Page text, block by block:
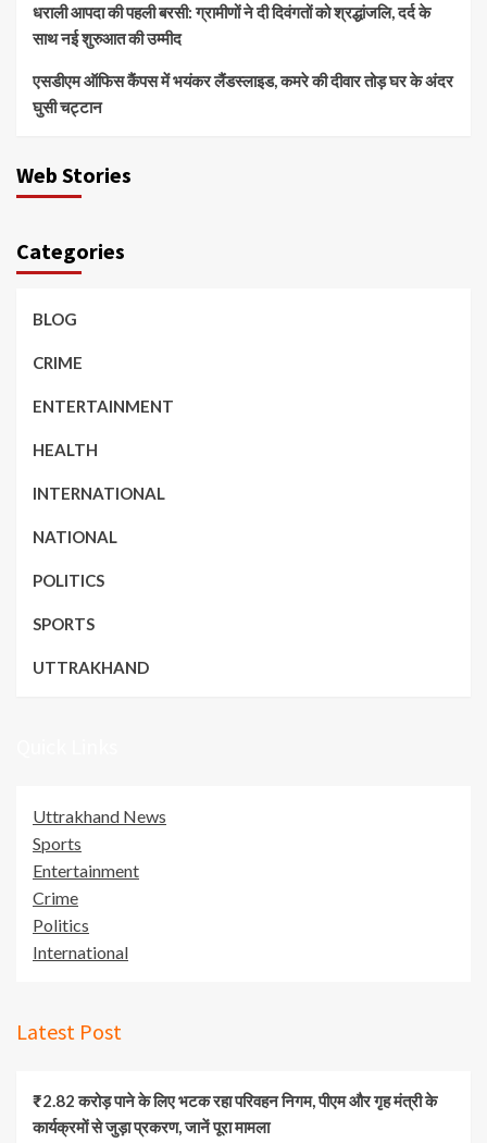
धराली आपदा की पहली बरसी: ग्रामीणों ने दी दिवंगतों को श्रद्धांजलि, दर्द के
साथ नई शुरुआत की उम्मीद
एसडीएम ऑफिस कैंपस में भयंकर लैंडस्लाइड, कमरे की दीवार तोड़ घर के अंदर
घुसी चट्टान
Web Stories
Categories
BLOG
CRIME
ENTERTAINMENT
HEALTH
INTERNATIONAL
NATIONAL
POLITICS
SPORTS
UTTRAKHAND
Uttrakhand News
Sports
Entertainment
Crime
Politics
International
Latest Post
₹2.82 करोड़ पाने के लिए भटक रहा परिवहन निगम, पीएम और गृह मंत्री के
कार्यक्रमों से जुड़ा प्रकरण, जानें पूरा मामला